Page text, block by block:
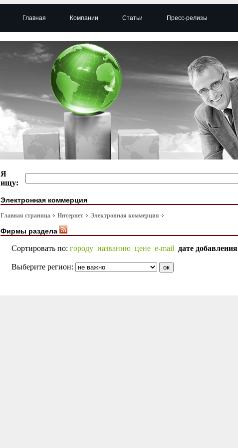
Главная Компании Статьи Пресс-релизы
Я
ищу:
Электронная коммерция
Главная страница Интернет Электронная коммерция
Фирмы раздела
Сортировать по: городу названию цене e-mail дате добавления
Выберите регион: